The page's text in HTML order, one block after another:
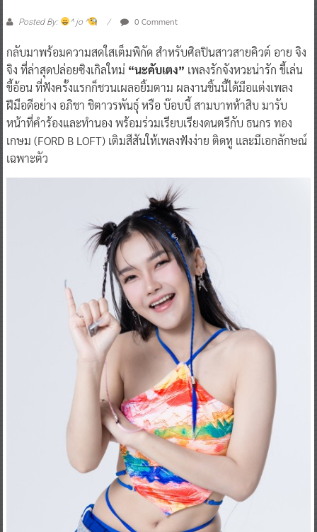
Posted By: ^ jo ^ 0 Comment
กลับมาพร้อมความสดใสเต็มพิกัด สำหรับศิลปินสาวสายคิวต์ อาย จิง
จิง ที่ล่าสุดปล่อยซิงเกิลใหม่ “นะคับเตง” เพลงรักจังหวะน่ารัก ขี้เล่น
ขี้อ้อน ที่ฟังครั้งแรกก็ชวนเผลอยิ้มตาม ผลงานชิ้นนี้ได้มือแต่งเพลง
ฝีมือดีอย่าง อภิชา ชิตาวรพันธุ์ หรือ บ๊อบบี้ สามบาทห้าสิบ มารับ
หน้าที่คำร้องและทำนอง พร้อมร่วมเรียบเรียงดนตรีกับ ธนกร ทอง
เกษม (FORD B LOFT) เติมสีสันให้เพลงฟังง่าย ติดหู และมีเอกลักษณ์
เฉพาะตัว